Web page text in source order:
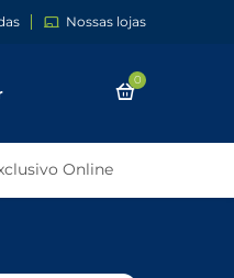
Nossas lojas
0
Online